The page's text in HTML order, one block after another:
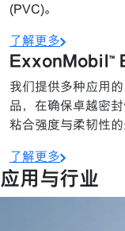
(PVC)。
了解更多
ExxonMobil™
我们提供多种应用
品，在确保卓越密
粘合强度与柔韧性的
了解更多
应用与行业